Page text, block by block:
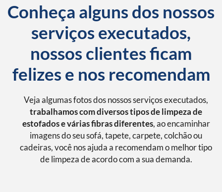
Conheça alguns dos nossos
serviços executados,
nossos clientes ficam
felizes e nos recomendam
Veja algumas fotos dos nossos serviços executados,
trabalhamos com diversos tipos de limpeza de
estofados e várias fibras diferentes, ao encaminhar
imagens do seu sofá, tapete, carpete, colchão ou
cadeiras, você nos ajuda a recomendam o melhor tipo
de limpeza de acordo com a sua demanda.